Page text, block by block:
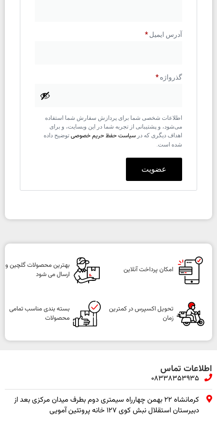
آدرس ایمیل*
گذرواژه*
اطلاعات شخصی شما برای پردازش سفارش شما استفاده
می‌شود، و پشتیبانی از تجربه شما در این وبسایت، و برای
اهداف دیگری که در سیاست حفظ حریم خصوصی توضیح داده
شده است.
عضویت
امکان پرداخت آنلاین
بهترین محصولات گلچین و
ارسال می شود
تحویل اکسپرس در کمترین
زمان
بسته بندی مناسب تمامی
محصولات
اطلاعات تماس
08338353935
کرمانشاه ۲۲ بهمن چهارراه سیمتری دوم بطرف میدان مرکزی بعد از
دبیرستان استقلال نبش کوی ۱۲۷ خانه پروتئین آمویی